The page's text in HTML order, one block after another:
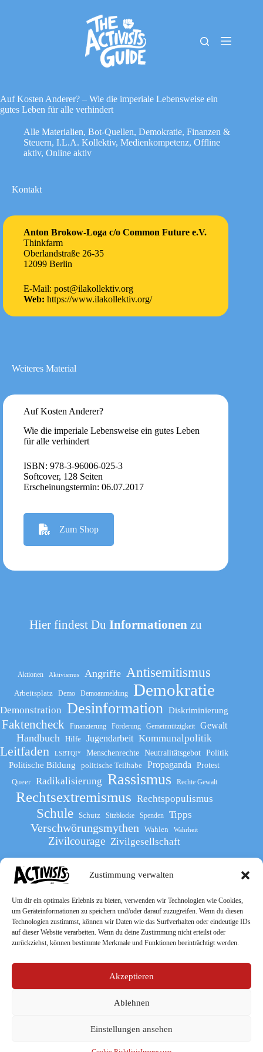
Zustimmung verwalten
Um dir ein optimales Erlebnis zu bieten, verwenden wir Technologien wie Cookies,
um Geräteinformationen zu speichern und/oder darauf zuzugreifen. Wenn du diesen
Technologien zustimmst, können wir Daten wie das Surfverhalten oder eindeutige IDs
auf dieser Website verarbeiten. Wenn du deine Zustimmung nicht erteilst oder
zurückziehst, können bestimmte Merkmale und Funktionen beeinträchtigt werden.
Akzeptieren
Ablehnen
Einstellungen ansehen
Downloads
Richtlinie
(EU)
Impressum
Auf Kosten Anderer? – Wie die imperiale Lebensweise ein
gutes Leben für alle verhindert
Alle Materialien, Bot-Quellen, Demokratie, Finanzen &
Steuern, I.L.A. Kollektiv, Medienkompetenz, Offline
aktiv, Online aktiv
Kontakt
Anton Brokow-Loga c/o Common Future e.V.
Thinkfarm
Oberlandstraße 26-35
12099 Berlin
E-Mail: post@ilakollektiv.org
Web: https://www.ilakollektiv.org/
Weiteres Material
Auf Kosten Anderer?
Wie die imperiale Lebensweise ein gutes Leben
für alle verhindert
ISBN: 978-3-96006-025-3
Softcover, 128 Seiten
Erscheinungstermin: 06.07.2017
Zum Shop
Hier findest DuInformationen zu
Aktionen Aktivismus Angriffe Antisemitismus
Arbeitsplatz Demo Demoanmeldung Demokratie
Demonstration Desinformation Diskriminierung
Faktencheck Finanzierung Förderung Gemeinnützigkeit Gewalt
Handbuch Hilfe Jugendarbeit Kommunalpolitik
Leitfaden LSBTQI* Menschenrechte Neutralitätsgebot Politik
Politische Bildung politische Teilhabe Propaganda
Protest
Queer
Radikalisierung Rassismus Rechte Gewalt
Rechtsextremismus Rechtspopulismus
Schule Schutz Sitzblocke Spenden Tipps
Verschwörungsmythen Wahlen Wahrheit
Zivilcourage Zivilgesellschaft
Werde Teil des The Activists Guide